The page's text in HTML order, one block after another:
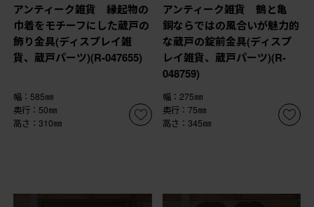
アンティーク雑貨 縁起物の
巾着をモチーフにした蔵戸の
飾り金具(ディスプレイ雑
貨、蔵戸パーツ)(R-047655)
幅：585㎜
奥行：50㎜
高さ：310㎜
アンティーク雑貨 鶴と亀
銅ならではの風合いが魅力的
な蔵戸の錠前金具(ディスプ
レイ雑貨、蔵戸パーツ)(R-
048759)
幅：275㎜
奥行：75㎜
高さ：345㎜